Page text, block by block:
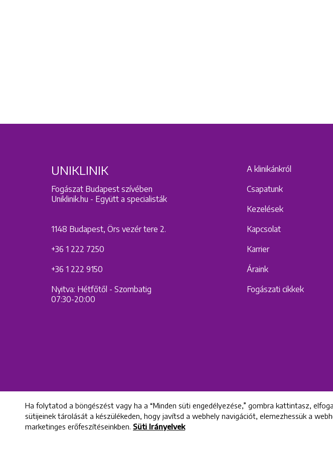
UNIKLINIK
Fogászat Budapest szívében
Uniklinik.hu - Együtt a specialisták
1148 Budapest, Örs vezér tere 2.
+36 1 222 7250
+36 1 222 9150
Nyitva: Hétfőtől - Szombatig
07:30-20:00
A klinikánkról
Csapatunk
Kezelések
Kapcsolat
Karrier
Áraink
Fogászati cikkek
All rights reserved © 2022
Ha folytatod a böngészést vagy ha a “Minden süti engedélyezése,” gombra kattintasz,
sütijeinek tárolását a készülékeden, hogy javítsd a webhely navigációt, elemezhessük a
marketinges erőfeszítéseinkben. Süti Irányelvek